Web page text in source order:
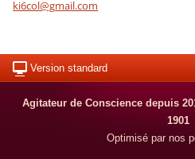
ki6col@gmail.com
Version standard
Agitateur de Conscience depuis
1901
Optimisé par nos